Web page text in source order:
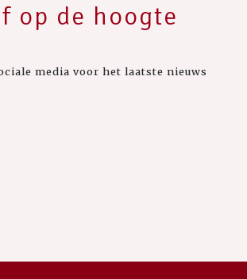
op de hoogte
media voor het laatste nieuws